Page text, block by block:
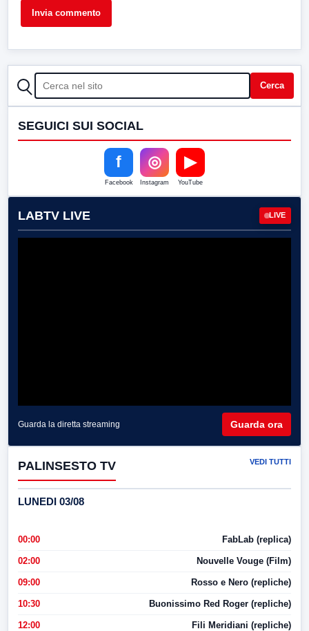
CERCA Cerca
SEGUICI SUI SOCIAL
f
Facebook
◎
Instagram
▶
YouTube
LABTV LIVE LIVE
Guarda la diretta streaming Guarda ora
PALINSESTO TV VEDI TUTTI
LUNEDI 03/08
00:00 FabLab (replica)
02:00 Nouvelle Vouge (Film)
09:00 Rosso e Nero (repliche)
10:30 Buonissimo Red Roger (repliche)
12:00 Fili Meridiani (repliche)